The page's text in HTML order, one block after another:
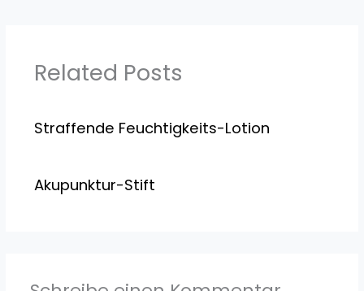
Related Posts
Straffende Feuchtigkeits-Lotion
Akupunktur-Stift